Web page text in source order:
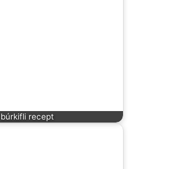
búrkifli recept